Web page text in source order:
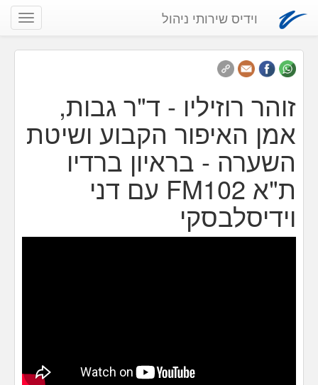
שנה
וידיס שירותי ניהול
זוהר רוזיליו - ד"ר גבות,
אמן האיפור הקבוע ושיטת
השערה - בראיון ברדיו
ת"א FM102 עם דני
וידיסלבסקי